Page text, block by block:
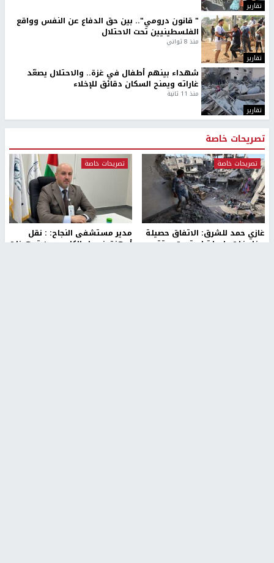
تقارير
تقارير
" قانون درومي".. بين حق الدفاع عن النفس وواقع
الفلسطينيين تحت الاحتلال
منذ 8 ثواني
تقارير
شهداء بينهم أطفال في غزة.. والاحتلال يصعّد
غاراته ويمنح السكان دقائق للإخلاء
منذ 11 ثانية
تصريحات خاصة
تصريحات خاصة
غازي حمد للشرق: الاتفاق حصيلة
مفاوضات طويلة استمرت ستة
تصريحات خاصة
مدير مستشفى النجاح: : نقل
أجهزة غسيل الكلى دون تجهيزات